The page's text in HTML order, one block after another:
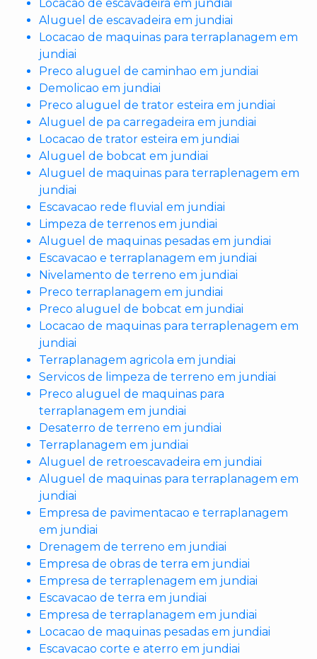
Locacao de escavadeira em jundiai
Aluguel de escavadeira em jundiai
Locacao de maquinas para terraplanagem em
jundiai
Preco aluguel de caminhao em jundiai
Demolicao em jundiai
Preco aluguel de trator esteira em jundiai
Aluguel de pa carregadeira em jundiai
Locacao de trator esteira em jundiai
Aluguel de bobcat em jundiai
Aluguel de maquinas para terraplenagem em
jundiai
Escavacao rede fluvial em jundiai
Limpeza de terrenos em jundiai
Aluguel de maquinas pesadas em jundiai
Escavacao e terraplanagem em jundiai
Nivelamento de terreno em jundiai
Preco terraplanagem em jundiai
Preco aluguel de bobcat em jundiai
Locacao de maquinas para terraplenagem em
jundiai
Terraplanagem agricola em jundiai
Servicos de limpeza de terreno em jundiai
Preco aluguel de maquinas para
terraplanagem em jundiai
Desaterro de terreno em jundiai
Terraplanagem em jundiai
Aluguel de retroescavadeira em jundiai
Aluguel de maquinas para terraplanagem em
jundiai
Empresa de pavimentacao e terraplanagem
em jundiai
Drenagem de terreno em jundiai
Empresa de obras de terra em jundiai
Empresa de terraplenagem em jundiai
Escavacao de terra em jundiai
Empresa de terraplanagem em jundiai
Locacao de maquinas pesadas em jundiai
Escavacao corte e aterro em jundiai